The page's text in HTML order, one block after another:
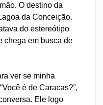
O destino da
da Conceição.
do estereótipo
chega em busca de
ver se minha
é de Caracas?”,
Ele logo